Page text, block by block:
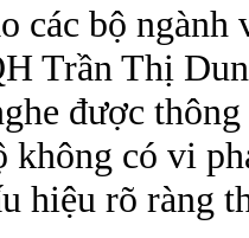
các bộ
Trần Thị
được
không có vi
hiệu rõ ràng